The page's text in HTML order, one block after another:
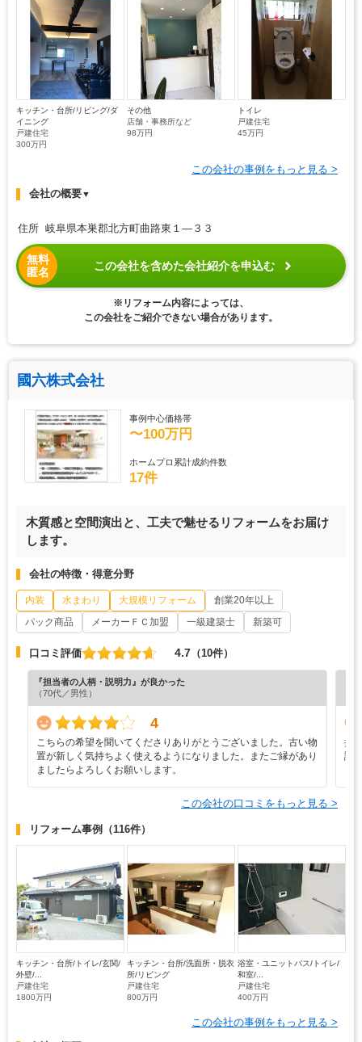
キッチン・台所/リビング/ダ
イニング
戸建住宅
300万円
その他
店舗・事務所など
98万円
トイレ
戸建住宅
45万円
この会社の事例をもっと見る >
会社の概要▼
住所 岐阜県本巣郡北方町曲路東１―３３
無料
匿名
この会社を含めた会社紹介を申込む
※リフォーム内容によっては、
この会社をご紹介できない場合があります。
國六株式会社
事例中心価格帯
〜100万円
ホームプロ累計成約件数
17件
木質感と空間演出と、工夫で魅せるリフォームをお届け
します。
会社の特徴・得意分野
内装 水まわり 大規模リフォーム
創業20年以上
パック商品
メーカーＦＣ加盟 一級建築士 新築可
口コミ評価 4.7 （10件）
『担当者の人柄・説明力』が良かった
（70代／男性）
4
こちらの希望を聞いてくださりありがとうございました。古い物
置が新しく気持ちよく使えるようになりました。またご縁があり
ましたらよろしくお願いします。
担
誠
この会社の口コミをもっと見る >
リフォーム事例 （116件）
キッチン・台所/トイレ/玄関/
外壁/...
戸建住宅
1800万円
キッチン・台所/洗面所・脱衣
所/リビング
戸建住宅
800万円
浴室・ユニットバス/トイレ/
和室/...
戸建住宅
400万円
この会社の事例をもっと見る >